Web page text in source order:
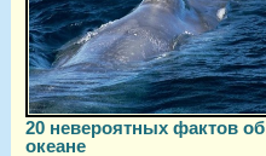
20 невероятных фактов об
океане